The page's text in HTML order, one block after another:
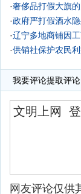
·奢侈品打假大旗
·政府严打假酒水
·辽宁多地商铺因
·供销社保护农民
我要评论提取评论
网友评论仅供